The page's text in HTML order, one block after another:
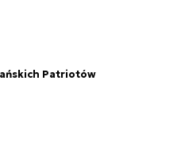
Patriotów